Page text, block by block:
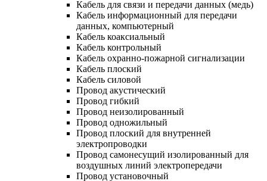
Кабель для связи и передачи данных (медь)
Кабель информационный для передачи
данных, компьютерный
Кабель коаксиальный
Кабель контрольный
Кабель охранно-пожарной сигнализации
Кабель плоский
Кабель силовой
Провод акустический
Провод гибкий
Провод неизолированный
Провод одножильный
Провод плоский для внутренней
электропроводки
Провод самонесущий изолированный для
воздушных линий электропередачи
Провод установочный